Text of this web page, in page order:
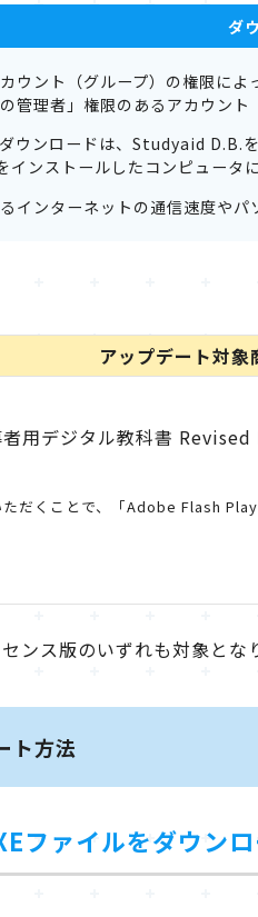
ダ
ウント（グループ）の権限によ
の管理者」権限のあるアカウン
ウンロードは、Studyaid D.B.
ンストールしたコンピュータ
インターネットの通信速度や
アップデート対象
用デジタル教科書
だくことで、「Adobe Flash
ンス版のいずれも対象とな
ト方法
ファイルをダウンロ